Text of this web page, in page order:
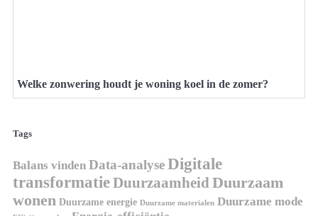
Welke zonwering houdt je woning koel in de zomer?
Tags
Balans vinden Data-analyseDigitale
transformatieDuurzaamheidDuurzaam
wonen Duurzame energie Duurzame materialen Duurzame mode